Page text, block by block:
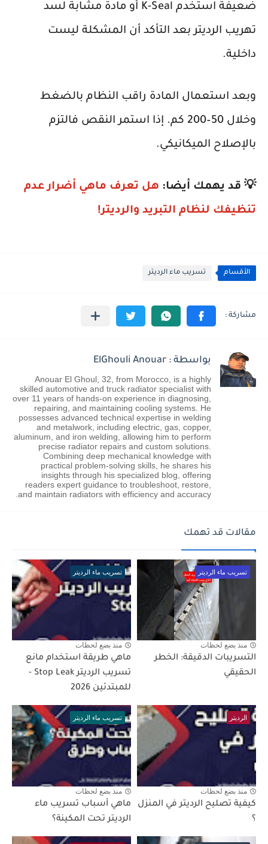
ضعيفة استخدم K-Seal أو مادة مشابة لسد
تهريب الرديتر بعد التأكد أن المشكلة ليست
داخلية.
وبعد استعمال المادة راقب النظام بالضغط
وخلال 50–200 كم. إذا استمر النقص فالتزم
بالإصلاح الميكانيكي.
💡 قد يهمك أيضا: هل تعرف ماهي أضرار عدم
تنظيفك لنظام التبريد والرديتر!
الأقسام تسريب ماء الرديتر
بواسطة : ElGhouli Anouar
Anouar El Ghoul, 32, from Morocco, is a highly
skilled automotive and truck radiator specialist with
over 11 years of hands-on experience in diagnosing,
repairing, and maintaining cooling systems. He
possesses advanced technical expertise in welding
and metalwork, including electric, gas, copper,
aluminum, and iron welding, allowing him to perform
precise radiator repairs and custom solutions.
Combining deep mechanical knowledge with
practical problem-solving skills, he shares his
insights through his specialized blog, offering
readers expert guidance to troubleshoot, restore,
and maintain radiators with efficiency and accuracy.
مقالات قد تهمك
تسريب ماء الرديتر
منذ بضع لحظات
التسريبات الدقيقة: الخطر
الحقيقي
تسريب ماء الرديتر
منذ بضع لحظات
ماهي طريقة استخدام مانع
تسريب الرديتر Stop Leak -
للمبتدئين 2026
الرديتر
منذ بضع لحظات
كيفية تصليح الرديتر في المنزل
؟
تسريب ماء الرديتر
منذ بضع لحظات
ماهي أسباب تسريب ماء
الرديتر تحت المكينة؟